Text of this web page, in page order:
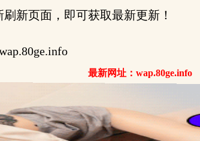
新页面，即可获取最新更新！
最新网址：wap.80ge.info